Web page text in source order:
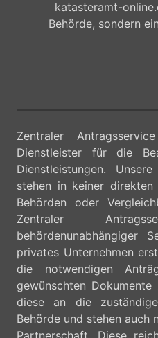
katasteramt-
Behörde, sondern
Zentraler
Dienstleister für die
Dienstleistungen.
stehen in keiner direkten
Behörden oder
Zentraler
privates Unternehmen
die notwendigen
gewünschten
diese an die
Behörde und stehen auch
Partnerschaft. Diese